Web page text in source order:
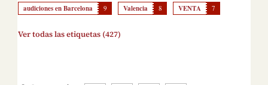
audiciones en Barcelona 9 Valencia 8 VENTA 7
Ver todas las etiquetas (427)